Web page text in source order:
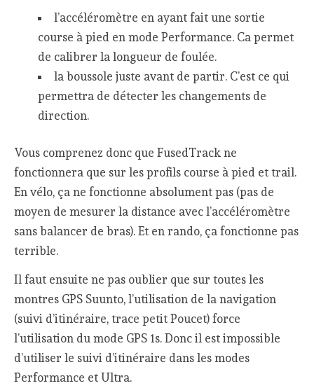
l’accéléromètre en ayant fait une sortie
course à pied en mode Performance. Ca permet
de calibrer la longueur de foulée.
la boussole juste avant de partir. C’est ce qui
permettra de détecter les changements de
direction.
Vous comprenez donc que FusedTrack ne
fonctionnera que sur les profils course à pied et trail.
En vélo, ça ne fonctionne absolument pas (pas de
moyen de mesurer la distance avec l’accéléromètre
sans balancer de bras). Et en rando, ça fonctionne pas
terrible.
Il faut ensuite ne pas oublier que sur toutes les
montres GPS Suunto, l’utilisation de la navigation
(suivi d’itinéraire, trace petit Poucet) force
l’utilisation du mode GPS 1s. Donc il est impossible
d’utiliser le suivi d’itinéraire dans les modes
Performance et Ultra.